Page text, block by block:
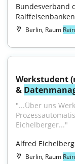
Bundesverband
Raiffeisenbanken
Berlin, Raum
Werkstudent
&
"...Über uns
Eichelberger..."
Alfred
Berlin, Raum